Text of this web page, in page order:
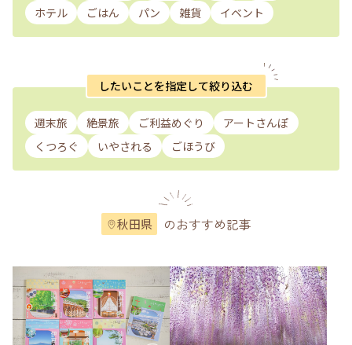
ホテル
ごはん パン 雑貨 イベント
したいことを指定して絞り込む
週末旅 絶景旅 ご利益めぐり
アートさんぽ
くつろぐ
いやされる ごほうび
秋田県 のおすすめ記事